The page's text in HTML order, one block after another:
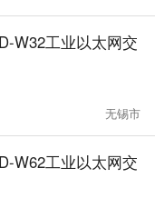
W32工业以太网交
无锡市
W62工业以太网交